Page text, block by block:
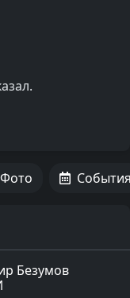
Фото
Безумов